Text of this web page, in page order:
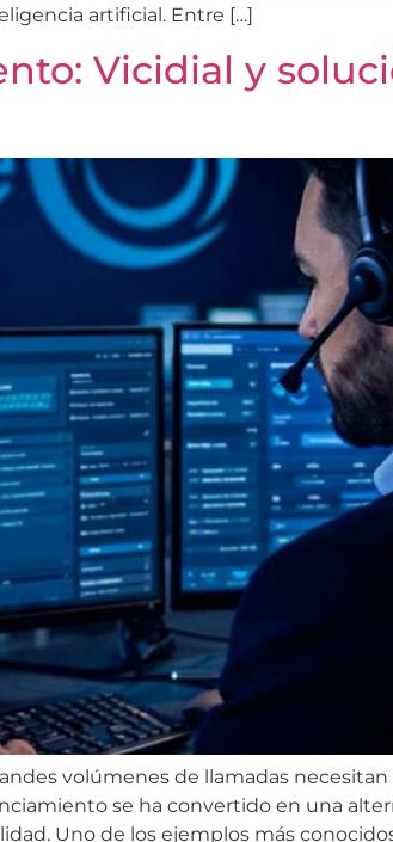
artificial. Entre […]
Vicidial y
volúmenes de llamadas
se ha convertido en una
Uno de los ejemplos más